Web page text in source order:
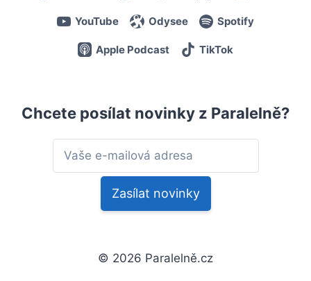
YouTube Odysee Spotify
Apple Podcast TikTok
Chcete posílat novinky z Paralelně?
© 2026 Paralelně.cz